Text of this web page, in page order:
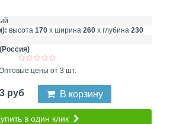
высота 170 х ширина 260 х глубина 230
цены от 3 шт.
руб В корзину
в один клик